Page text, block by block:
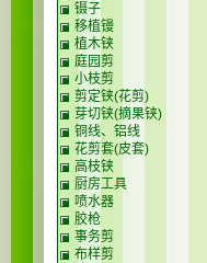
镊子
移植镘
植木铗
庭园剪
小枝剪
剪定铗(花剪)
芽切铗(摘果铗)
铜线、铝线
花剪套(皮套)
高枝铗
厨房工具
喷水器
胶枪
事务剪
布样剪